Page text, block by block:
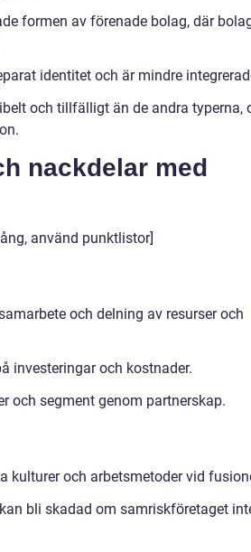
formen av förenade bolag, där
identitet och är mindre
och tillfälligt än de andra typerna,
nackdelar med
använd punktlistor]
och delning av resurser och
investeringar och kostnader.
och segment genom partnerskap.
kulturer och arbetsmetoder vid
bli skadad om samriskföretaget